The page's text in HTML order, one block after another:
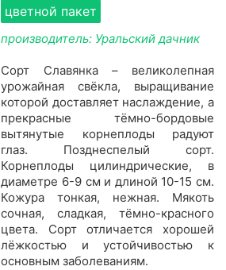
цветной пакет
производитель: Уральский дачник
Сорт Славянка – великолепная
урожайная свёкла, выращивание
которой доставляет наслаждение, а
прекрасные тёмно-бордовые
вытянутые корнеплоды радуют
глаз. Позднеспелый сорт.
Корнеплоды цилиндрические, в
диаметре 6-9 см и длиной 10-15 см.
Кожура тонкая, нежная. Мякоть
сочная, сладкая, тёмно-красного
цвета. Сорт отличается хорошей
лёжкостью и устойчивостью к
основным заболеваниям.